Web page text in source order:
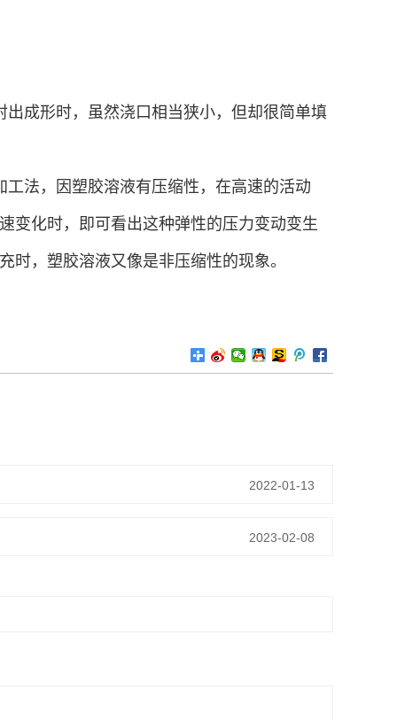
成形时，虽然浇口相当狭小，但却很简单填
法，因塑胶溶液有压缩性，在高速的活动
变化时，即可看出这种弹性的压力变动变生
时，塑胶溶液又像是非压缩性的现象。
2022-01-13
2023-02-08